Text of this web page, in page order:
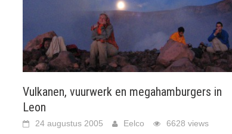
Vulkanen, vuurwerk en megahamburgers in
Leon
24 augustus 2005 Eelco 6628 views